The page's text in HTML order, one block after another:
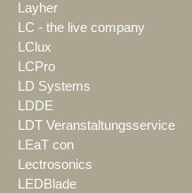
Layher
LC - the live company
LClux
LCPro
LD Systems
LDDE
LDT Veranstaltungsservice
LEaT con
Lectrosonics
LEDBlade